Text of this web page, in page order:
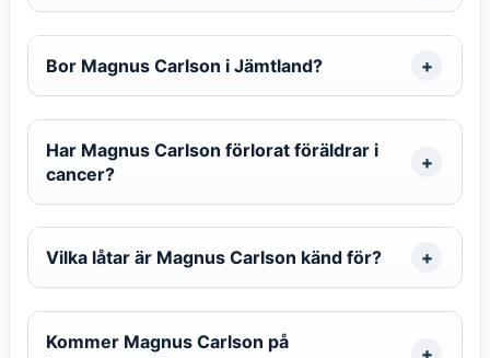
Bor Magnus Carlson i Jämtland?
Har Magnus Carlson förlorat föräldrar i
cancer?
Vilka låtar är Magnus Carlson känd för?
Kommer Magnus Carlson på